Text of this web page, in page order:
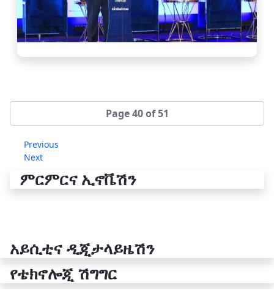
Page 40 of 51
Previous
Next
ምርምርና ኢኖቬሽን
አይሲቲና ዲጂታላይዜሽን
የቴክኖሎጂ ሽግግር